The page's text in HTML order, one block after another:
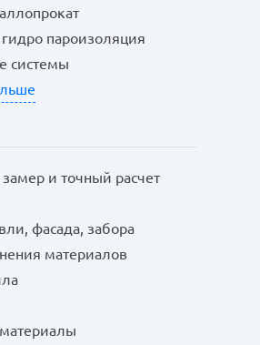
пароизоляция
системы
и точный расчет
фасада, забора
материалов
материалы